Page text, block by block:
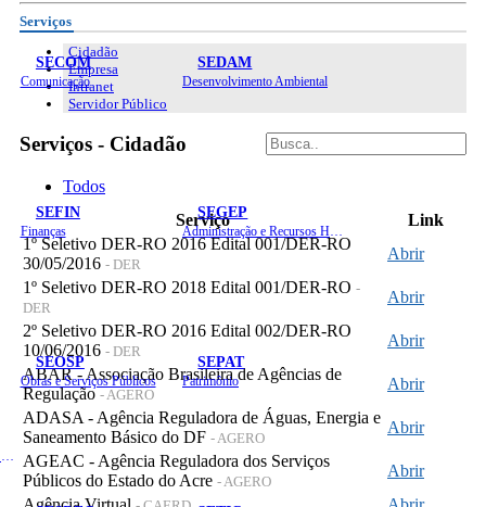
SECOM
Comunicação
SEDAM
Desenvolvimento Ambiental
SEFIN
Finanças
SEGEP
SEOSP
Obras e Serviços Públicos
SEPAT
Patrimônio
Serviços
Cidadão
Empresa
Intranet
Servidor Público
Serviços - Cidadão
Todos
Serviço
Link
1º Seletivo DER-RO 2016 Edital 001/DER-RO
30/05/2016 - DER
Abrir
1º Seletivo DER-RO 2018 Edital 001/DER-RO -
DER
Abrir
2º Seletivo DER-RO 2016 Edital 002/DER-RO
10/06/2016 - DER
Abrir
ABAR - Associação Brasileira de Agências de
Regulação- AGERO
Abrir
ADASA - Agência Reguladora de Águas, Energia e
Saneamento Básico do DF - AGERO
Abrir
AGEAC - Agência Reguladora dos Serviços
Públicos do Estado do Acre - AGERO
Abrir